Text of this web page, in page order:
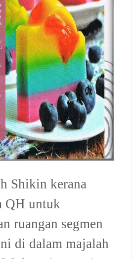
Shikin kerana
QH untuk
ruangan segmen
di dalam majalah